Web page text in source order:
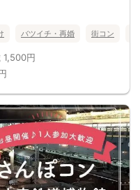
バツイチ・再婚 街コン
1,500円